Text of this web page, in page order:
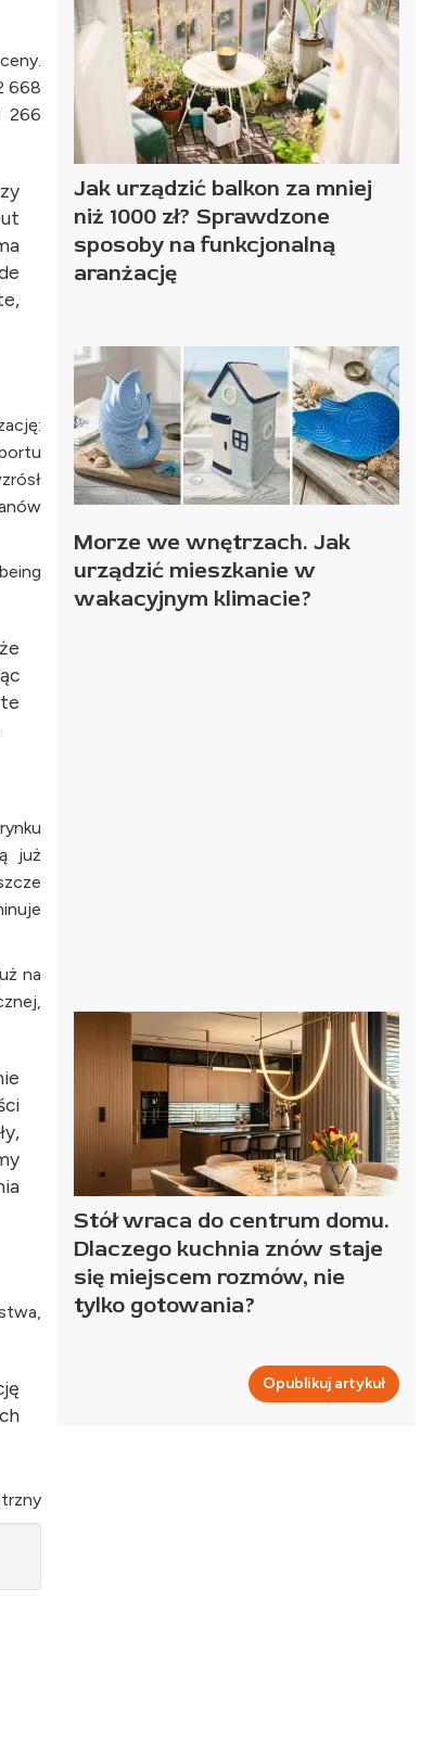
668
266
już
na
Jak urządzić balkon za mniej
niż 1000 zł? Sprawdzone
sposoby na funkcjonalną
aranżację
Morze we wnętrzach. Jak
urządzić mieszkanie w
wakacyjnym klimacie?
Stół wraca do centrum domu.
Dlaczego kuchnia znów staje
się miejscem rozmów, nie
tylko gotowania?
Opublikuj artykuł